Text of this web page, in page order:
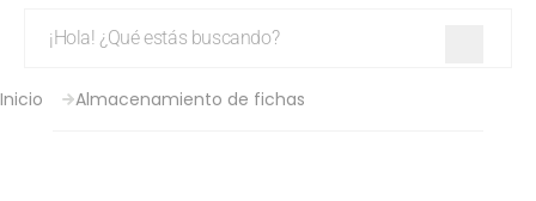
Inicio Almacenamiento de fichas